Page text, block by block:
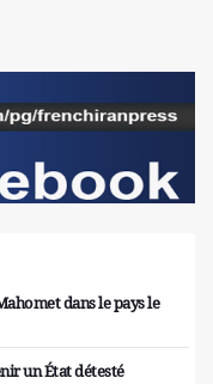
dans le pays le
un État détesté